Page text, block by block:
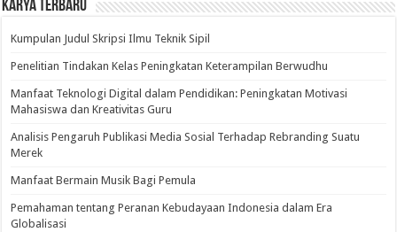
Karya Terbaru
Kumpulan Judul Skripsi Ilmu Teknik Sipil
Penelitian Tindakan Kelas Peningkatan Keterampilan Berwudhu
Manfaat Teknologi Digital dalam Pendidikan: Peningkatan Motivasi
Mahasiswa dan Kreativitas Guru
Analisis Pengaruh Publikasi Media Sosial Terhadap Rebranding Suatu
Merek
Manfaat Bermain Musik Bagi Pemula
Pemahaman tentang Peranan Kebudayaan Indonesia dalam Era
Globalisasi